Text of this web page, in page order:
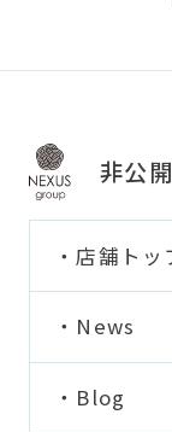
非公
店舗トッ
News
Blog